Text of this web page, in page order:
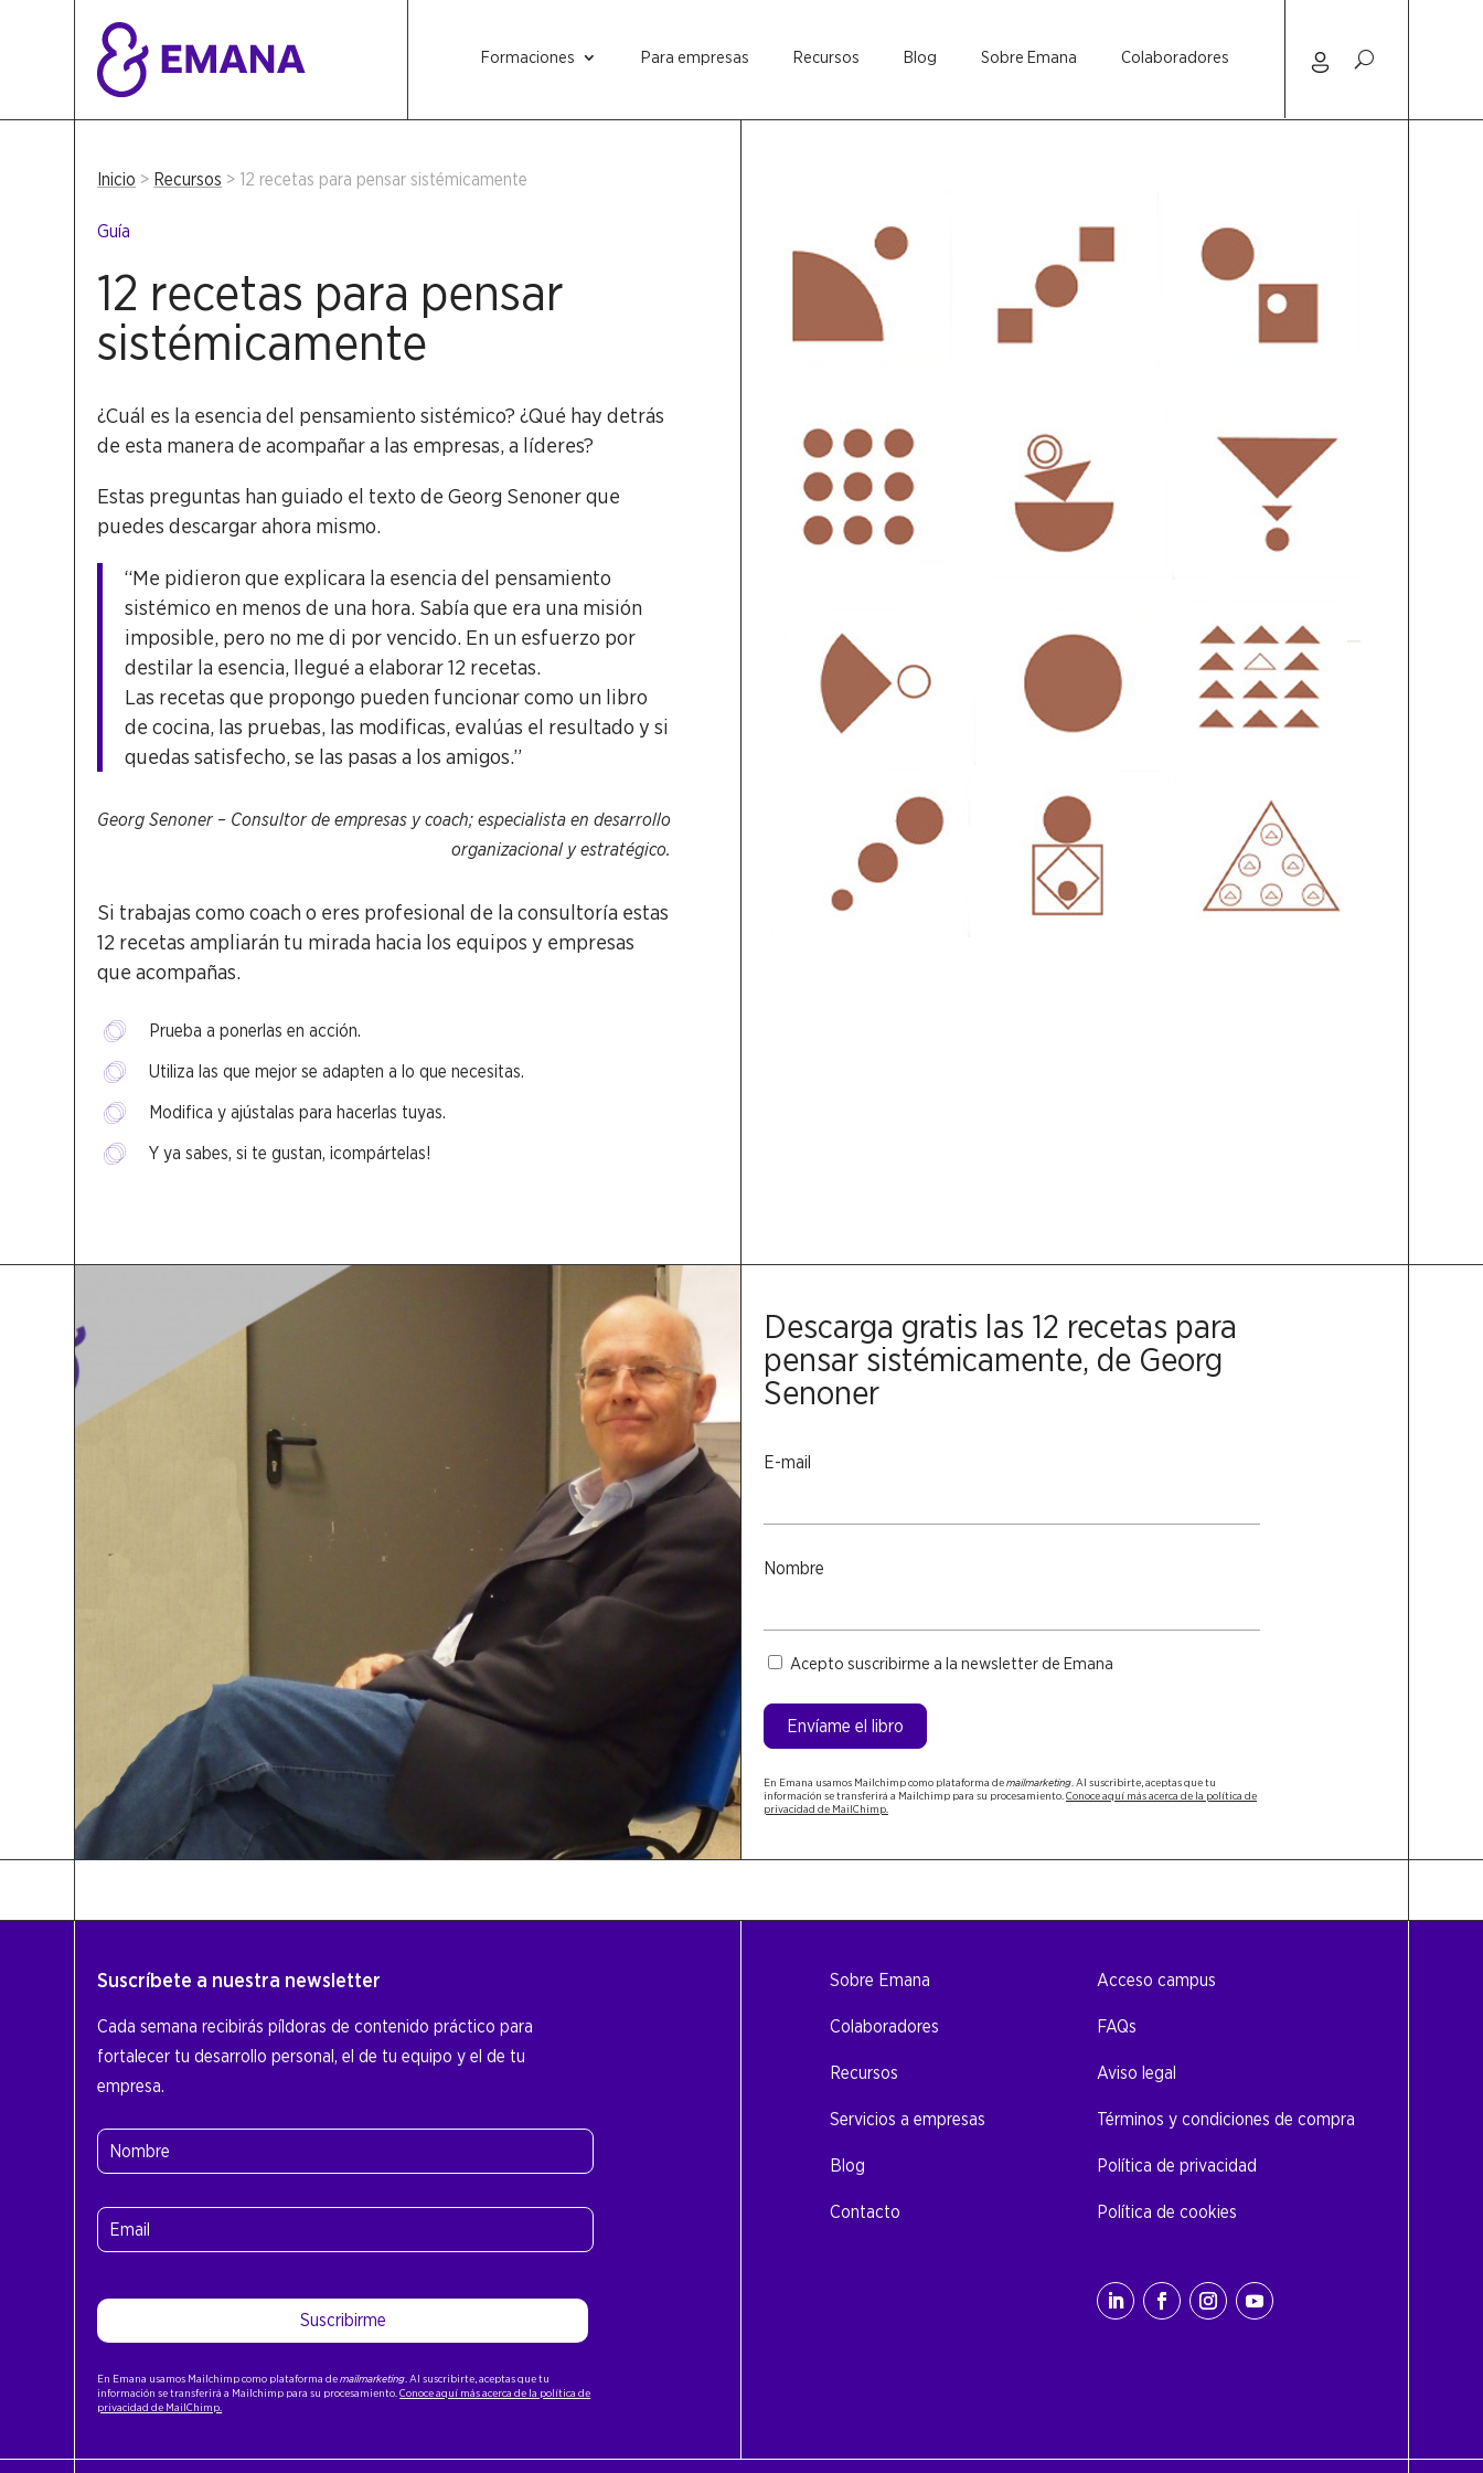
Formaciones Para empresas Recursos Blog Sobre Emana Colaboradores
Inicio > Recursos > 12 recetas para pensar sistémicamente
Guía
12 recetas para pensar
sistémicamente
¿Cuál es la esencia del pensamiento sistémico? ¿Qué hay detrás
de esta manera de acompañar a las empresas, a líderes?
Estas preguntas han guiado el texto de Georg Senoner que
puedes descargar ahora mismo.
“Me pidieron que explicara la esencia del pensamiento
sistémico en menos de una hora. Sabía que era una misión
imposible, pero no me di por vencido. En un esfuerzo por
destilar la esencia, llegué a elaborar 12 recetas.
Las recetas que propongo pueden funcionar como un libro
de cocina, las pruebas, las modificas, evalúas el resultado y si
quedas satisfecho, se las pasas a los amigos.”
Georg Senoner – Consultor de empresas y coach; especialista en desarrollo
organizacional y estratégico.
Si trabajas como coach o eres profesional de la consultoría estas
12 recetas ampliarán tu mirada hacia los equipos y empresas
que acompañas.
Prueba a ponerlas en acción.
Utiliza las que mejor se adapten a lo que necesitas.
Modifica y ajústalas para hacerlas tuyas.
Y ya sabes, si te gustan, ¡compártelas!
Descarga gratis las 12 recetas para
pensar sistémicamente, de Georg
Senoner
E-mail
Nombre
Newsletter
Acepto suscribirme a la newsletter de Emana
Envíame el libro
En Emana usamos Mailchimp como plataforma demailmarketing . Al suscribirte, aceptas que tu
información se transferirá a Mailchimp para su procesamiento. Conoce aquí más acerca de la política de
privacidad de MailChimp.
Suscríbete a nuestra newsletter
Cada semana recibirás píldoras de contenido práctico para
fortalecer tu desarrollo personal, el de tu equipo y el de tu
empresa.
Nombre
(Obligatorio)
Nombre
Email
(Obligatorio)
Suscribirme
En Emana usamos Mailchimp como plataforma demailmarketing . Al suscribirte, aceptas que tu
información se transferirá a Mailchimp para su procesamiento.Conoce aquí más acerca de la política de
privacidad de MailChimp.
Sobre Emana
Colaboradores
Recursos
Servicios a empresas
Blog
Contacto
Acceso campus
FAQs
Aviso legal
Términos y condiciones de compra
Política de privacidad
Política de cookies